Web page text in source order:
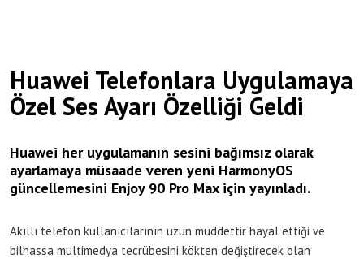
Huawei Telefonlara Uygulamaya
Özel Ses Ayarı Özelliği Geldi
Huawei her uygulamanın sesini bağımsız olarak
ayarlamaya müsaade veren yeni HarmonyOS
güncellemesini Enjoy 90 Pro Max için yayınladı.
Akıllı telefon kullanıcılarının uzun müddettir hayal ettiği ve
bilhassa multimedya tecrübesini kökten değiştirecek olan